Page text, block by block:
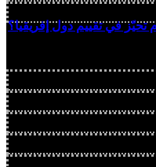
تحيّز في تقييم دول إفريقيا؟